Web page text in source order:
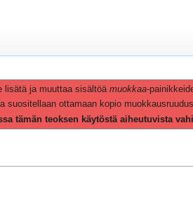
lisätä ja muuttaa sisältöä muokkaa-
suositellaan ottamaan kopio
tämän teoksen käytöstä aiheutuvista